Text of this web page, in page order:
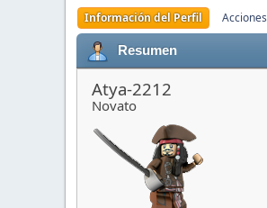
Información del Perfil Acciones
Resumen
Atya-2212
Novato